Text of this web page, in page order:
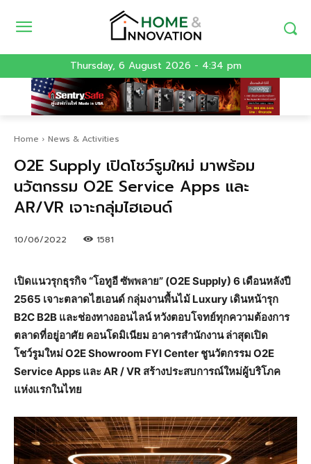
Thursday, 6 August 2026 - 4:34 pm
Home News & Activities
O2E Supply เปิดโชว์รูมใหม่ มาพร้อม
นวัตกรรม O2E Service Apps และ
AR/VR เจาะกลุ่มไฮเอนด์
10/06/2022 1581
เปิดแนวรุกธุรกิจ “โอทูอี ซัพพลาย” (O2E Supply) 6 เดือนหลังปี
2565 เจาะตลาดไฮเอนด์ กลุ่มงานพื้นไม้ Luxury เดินหน้ารุก
B2C B2B และช่องทางออนไลน์ หวังตอบโจทย์ทุกความต้องการ
ตลาดที่อยู่อาศัย คอนโดมิเนียม อาคารสำนักงาน ล่าสุดเปิด
โชว์รูมใหม่ O2E Showroom FYI Center ชูนวัตกรรม O2E
Service Apps และ AR / VR สร้างประสบการณ์ใหม่ผู้บริโภค
แห่งแรกในไทย